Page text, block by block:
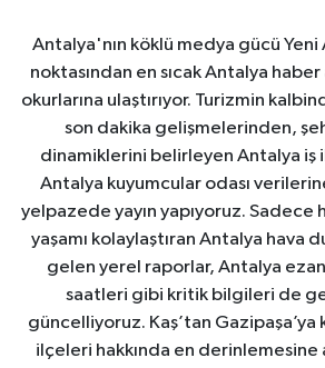
Antalya'nın köklü medya gücü Yeni
noktasından en sıcak Antalya haber
okurlarına ulaştırıyor. Turizmin
son dakika gelişmelerinden,
dinamiklerini belirleyen Antalya iş
Antalya kuyumcular odası
yelpazede yayın yapıyoruz.
yaşamı kolaylaştıran Antalya hava
gelen yerel raporlar, Antalya
saatleri gibi kritik bilgileri de
güncelliyoruz. Kaş’tan
ilçeleri hakkında en derinlemesine